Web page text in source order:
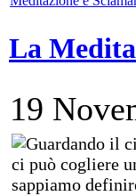
La
19